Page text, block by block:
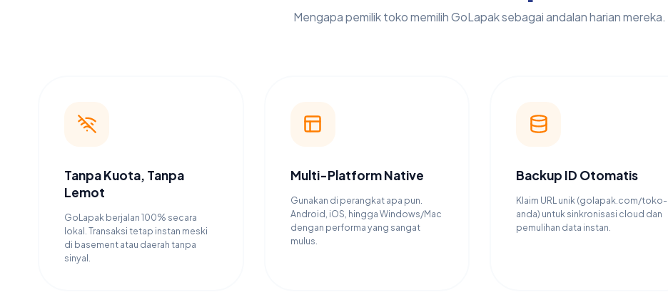
Mengapa pemilik toko memilih GoLapak sebagai andalan harian mereka.
Tanpa Kuota, Tanpa
Lemot
GoLapak berjalan 100% secara
lokal. Transaksi tetap instan meski
di basement atau daerah tanpa
sinyal.
Multi-Platform Native
Gunakan di perangkat apa pun.
Android, iOS, hingga Windows/Mac
dengan performa yang sangat
mulus.
Backup ID Otomatis
Klaim URL unik (golapak.com/toko-
anda) untuk sinkronisasi cloud dan
pemulihan data instan.